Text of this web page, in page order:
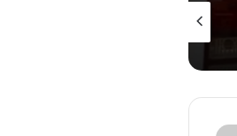
منذ 3 ساعات